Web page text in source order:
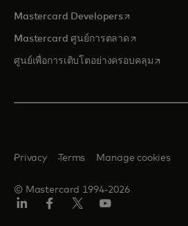
Mastercard Developersopens in a
Mastercard ศูนย์การตลาด opens in a
ศูนย์เพื่อการเติบโตอย่างครอบคลุมopens
© Mastercard 1994-2026
Privacy Terms Manage cookies